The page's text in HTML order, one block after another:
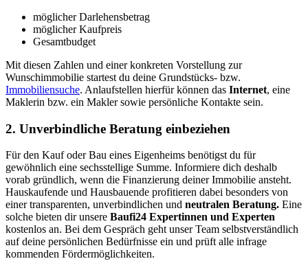
möglicher Darlehensbetrag
möglicher Kaufpreis
Gesamtbudget
Mit diesen Zahlen und einer konkreten Vorstellung zur
Wunschimmobilie startest du deine Grundstücks- bzw.
Immobiliensuche. Anlaufstellen hierfür können das Internet, eine
Maklerin bzw. ein Makler sowie persönliche Kontakte sein.
2. Unverbindliche Beratung einbeziehen
Für den Kauf oder Bau eines Eigenheims benötigst du für
gewöhnlich eine sechsstellige Summe. Informiere dich deshalb
vorab gründlich, wenn die Finanzierung deiner Immobilie ansteht.
Hauskaufende und Hausbauende profitieren dabei besonders von
einer transparenten, unverbindlichen und neutralen Beratung. Eine
solche bieten dir unsere Baufi24 Expertinnen und Experten
kostenlos an. Bei dem Gespräch geht unser Team selbstverständlich
auf deine persönlichen Bedürfnisse ein und prüft alle infrage
kommenden Fördermöglichkeiten.